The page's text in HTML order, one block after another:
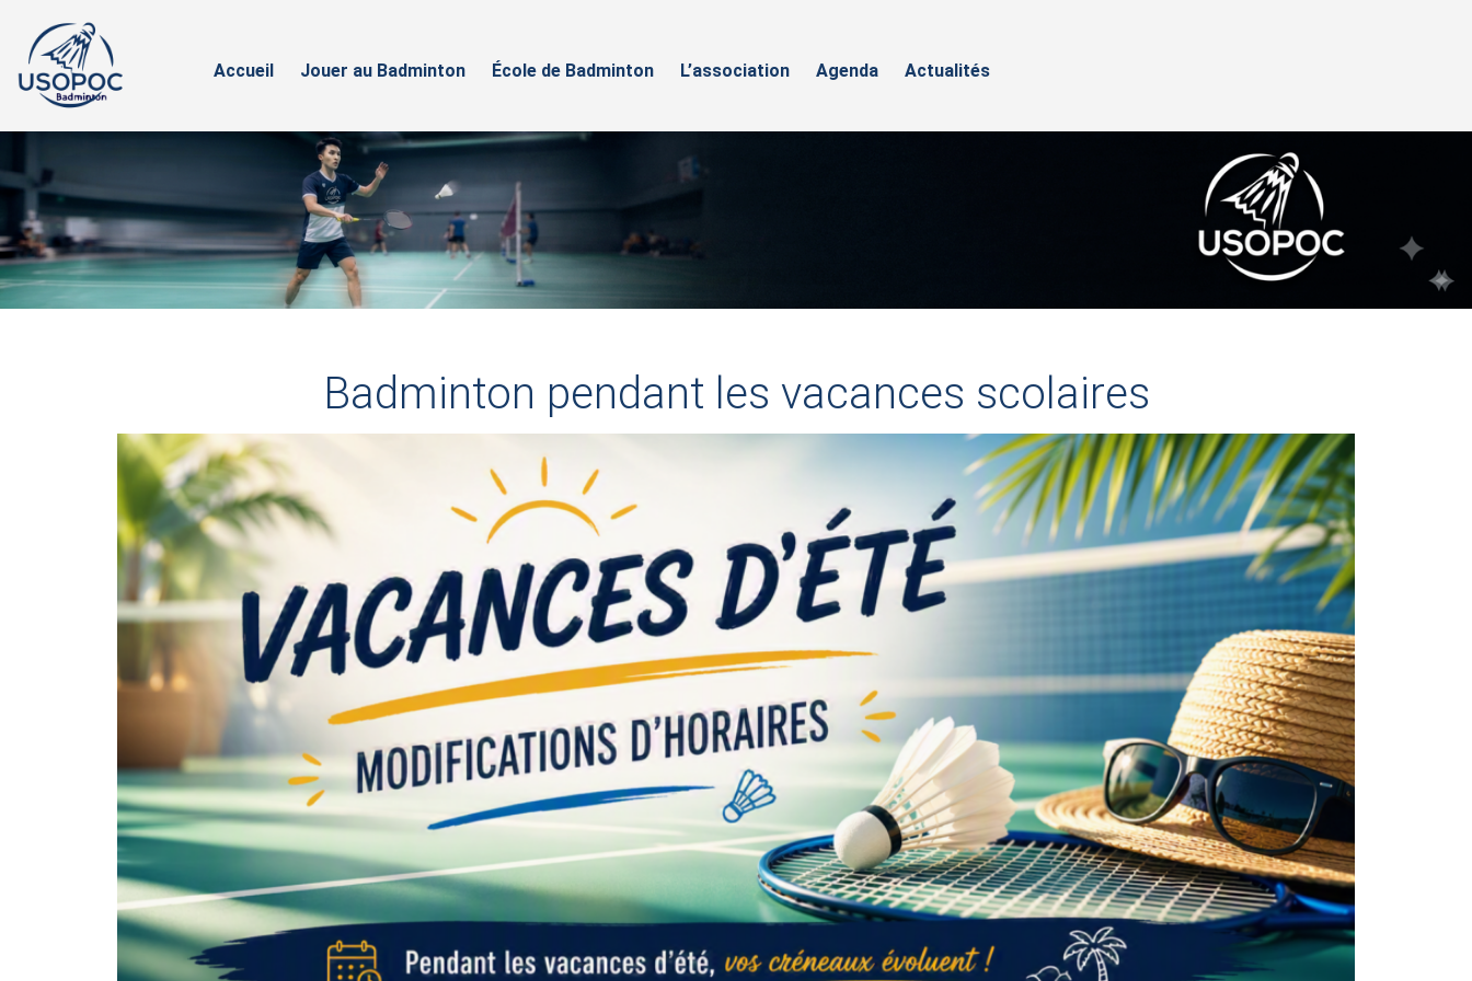
Accueil Jouer au Badminton École de Badminton L’association Agenda Actualités
Badminton pendant les vacances scolaires